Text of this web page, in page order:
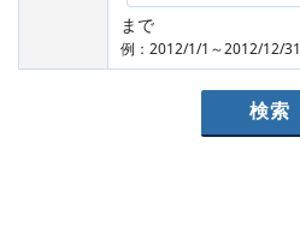
まで
例：2012/1/1～2012/12/31